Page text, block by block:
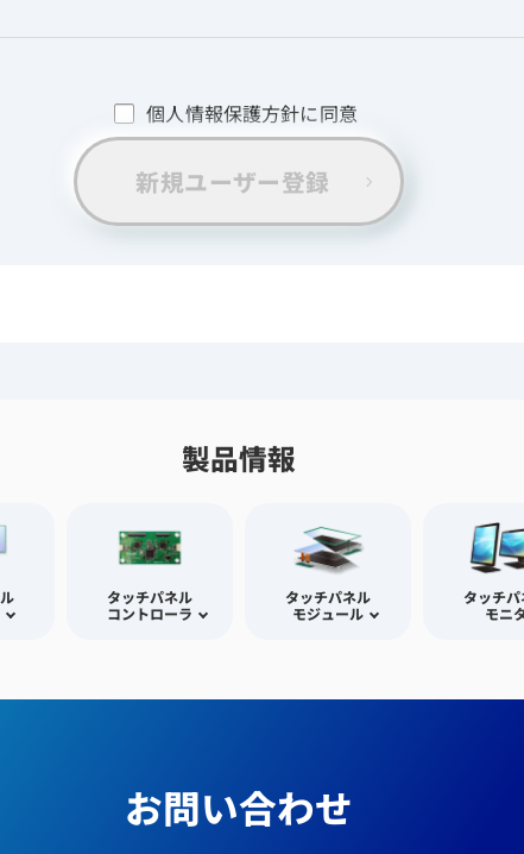
個人情報保護方針に同意
新規ユーザー登録
製品情報
タッチパネル
コントローラ
タッチパネル
モジュール
タッチパ
モニ
お問い合わせ